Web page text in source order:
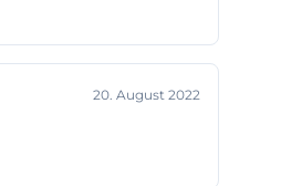
20. August 2022